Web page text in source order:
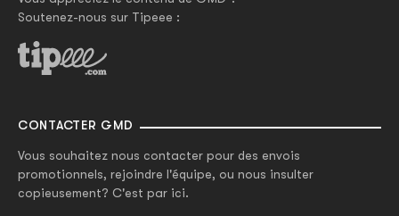
Soutenez-nous sur Tipeee :
CONTACTER GMD
Vous souhaitez nous contacter pour des envois
promotionnels, rejoindre l'équipe, ou nous insulter
copieusement? C'est par ici.